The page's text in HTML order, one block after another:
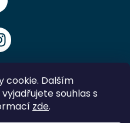
cookie. Dalším
souhlas s
zde.